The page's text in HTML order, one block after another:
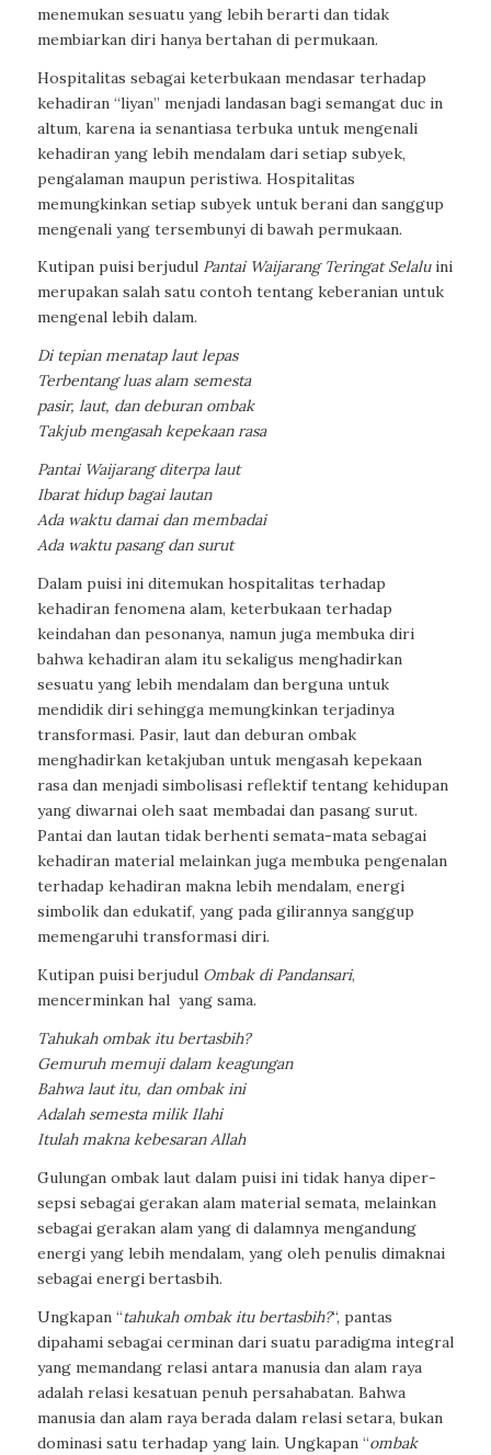
menemukan sesuatu yang lebih berarti dan tidak
membiarkan diri hanya bertahan di permukaan.
Hospitalitas sebagai keterbukaan mendasar terhadap
kehadiran “liyan” menjadi landasan bagi semangat duc in
altum, karena ia senantiasa terbuka untuk mengenali
kehadiran yang lebih mendalam dari setiap subyek,
pengalaman maupun peristiwa. Hospitalitas
memungkinkan setiap subyek untuk berani dan sanggup
mengenali yang tersembunyi di bawah permukaan.
Kutipan puisi berjudul Pantai Waijarang Teringat Selaluini
merupakan salah satu contoh tentang keberanian untuk
mengenal lebih dalam.
Di tepian menatap laut lepas
Terbentang luas alam semesta
pasir, laut, dan deburan ombak
Takjub mengasah kepekaan rasa
Pantai Waijarang diterpa laut
Ibarat hidup bagai lautan
Ada waktu damai dan membadai
Ada waktu pasang dan surut
Dalam puisi ini ditemukan hospitalitas terhadap
kehadiran fenomena alam, keterbukaan terhadap
keindahan dan pesonanya, namun juga membuka diri
bahwa kehadiran alam itu sekaligus menghadirkan
sesuatu yang lebih mendalam dan berguna untuk
mendidik diri sehingga memungkinkan terjadinya
transformasi. Pasir, laut dan deburan ombak
menghadirkan ketakjuban untuk mengasah kepekaan
rasa dan menjadi simbolisasi reflektif tentang kehidupan
yang diwarnai oleh saat membadai dan pasang surut.
Pantai dan lautan tidak berhenti semata-mata sebagai
kehadiran material melainkan juga membuka pengenalan
terhadap kehadiran makna lebih mendalam, energi
simbolik dan edukatif, yang pada gilirannya sanggup
memengaruhi transformasi diri.
Kutipan puisi berjudul Ombak di Pandansari,
mencerminkan hal yang sama.
Tahukah ombak itu bertasbih?
Gemuruh memuji dalam keagungan
Bahwa laut itu, dan ombak ini
Adalah semesta milik Ilahi
Itulah makna kebesaran Allah
Gulungan ombak laut dalam puisi ini tidak hanya diper-
sepsi sebagai gerakan alam material semata, melainkan
sebagai gerakan alam yang di dalamnya mengandung
energi yang lebih mendalam, yang oleh penulis dimaknai
sebagai energi bertasbih.
Ungkapan “tahukah ombak itu bertasbih?“, pantas
dipahami sebagai cerminan dari suatu paradigma integral
yang memandang relasi antara manusia dan alam raya
adalah relasi kesatuan penuh persahabatan. Bahwa
manusia dan alam raya berada dalam relasi setara, bukan
dominasi satu terhadap yang lain. Ungkapan “ombak